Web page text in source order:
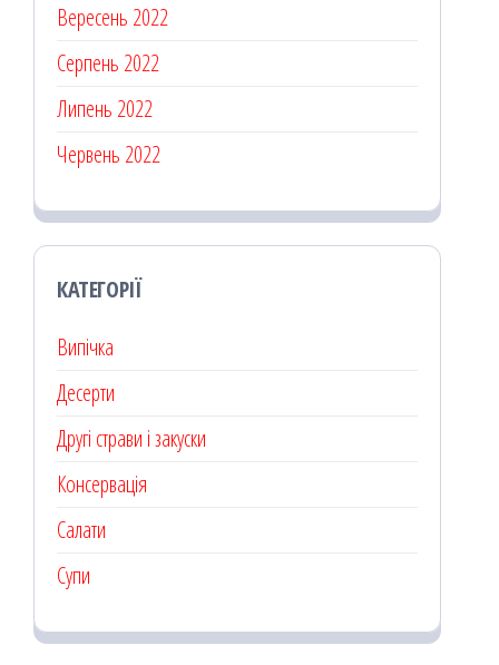
Вересень 2022
Серпень 2022
Липень 2022
Червень 2022
КАТЕГОРІЇ
Випічка
Десерти
Другі страви і закуски
Консервація
Салати
Супи